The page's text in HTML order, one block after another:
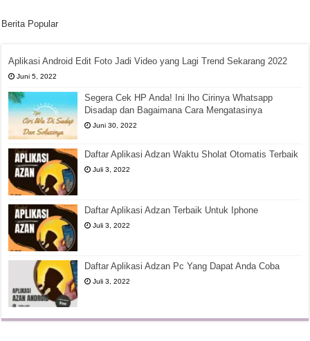
Berita Popular
Aplikasi Android Edit Foto Jadi Video yang Lagi Trend Sekarang 2022
Juni 5, 2022
Segera Cek HP Anda! Ini lho Cirinya Whatsapp
Disadap dan Bagaimana Cara Mengatasinya
Juni 30, 2022
Daftar Aplikasi Adzan Waktu Sholat Otomatis Terbaik
Juli 3, 2022
Daftar Aplikasi Adzan Terbaik Untuk Iphone
Juli 3, 2022
Daftar Aplikasi Adzan Pc Yang Dapat Anda Coba
Juli 3, 2022